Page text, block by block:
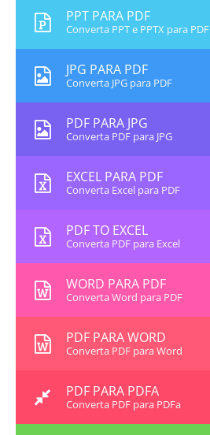
PPT PARA PDF
Converta PPT e PPTX para PDF
JPG PARA PDF
Converta JPG para PDF
PDF PARA JPG
Converta PDF para JPG
EXCEL PARA PDF
Converta Excel para PDF
PDF TO EXCEL
Converta PDF para Excel
WORD PARA PDF
Converta Word para PDF
PDF PARA WORD
Converta PDF para Word
PDF PARA PDFA
Converta PDF para PDFa